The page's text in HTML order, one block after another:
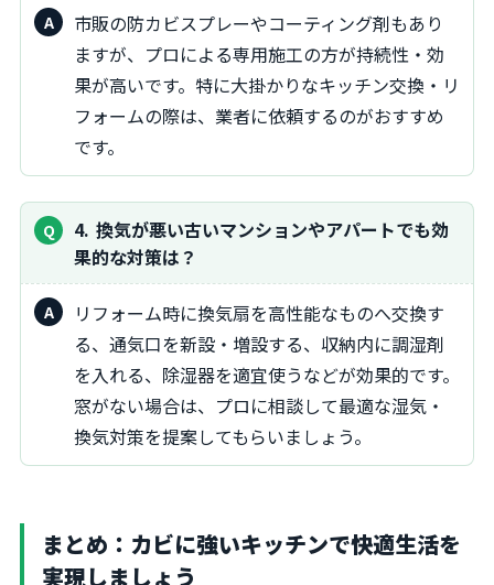
市販の防カビスプレーやコーティング剤もあり
ますが、プロによる専用施工の方が持続性・効
果が高いです。特に大掛かりなキッチン交換・リ
フォームの際は、業者に依頼するのがおすすめ
です。
4 換気が悪い古いマンションやアパートでも効
果的な対策は？
リフォーム時に換気扇を高性能なものへ交換す
る、通気口を新設・増設する、収納内に調湿剤
を入れる、除湿器を適宜使うなどが効果的です。
窓がない場合は、プロに相談して最適な湿気・
換気対策を提案してもらいましょう。
まとめ：カビに強いキッチンで快適生活を
実現しましょう